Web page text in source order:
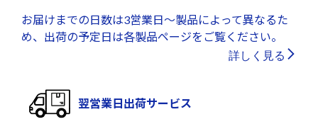
お届けまでの日数は3営業日～製品によって異なるた
め、出荷の予定日は各製品ページをご覧ください。
詳しく見る
翌営業日出荷サービス